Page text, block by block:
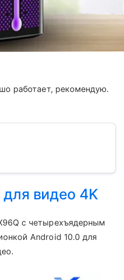
работает, рекомендую.
видео 4K
с четырехъядерным
Android 10.0 для